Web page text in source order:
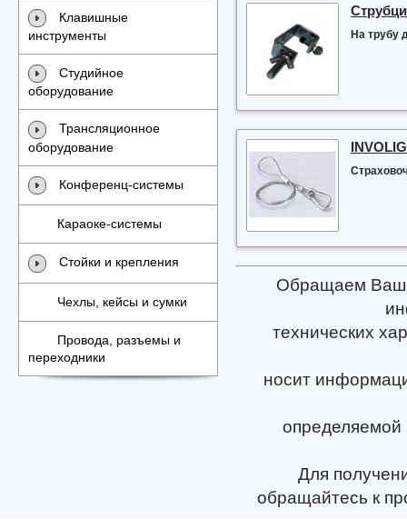
Клавишные
инструменты
Студийное
оборудование
Трансляционное
оборудование
Конференц-системы
Караоке-системы
Стойки и крепления
Чехлы, кейсы и сумки
Провода, разъемы и
переходники
На трубу
Обращаем Ваше
технических
носит
определяемой
Для
обращайтесь к